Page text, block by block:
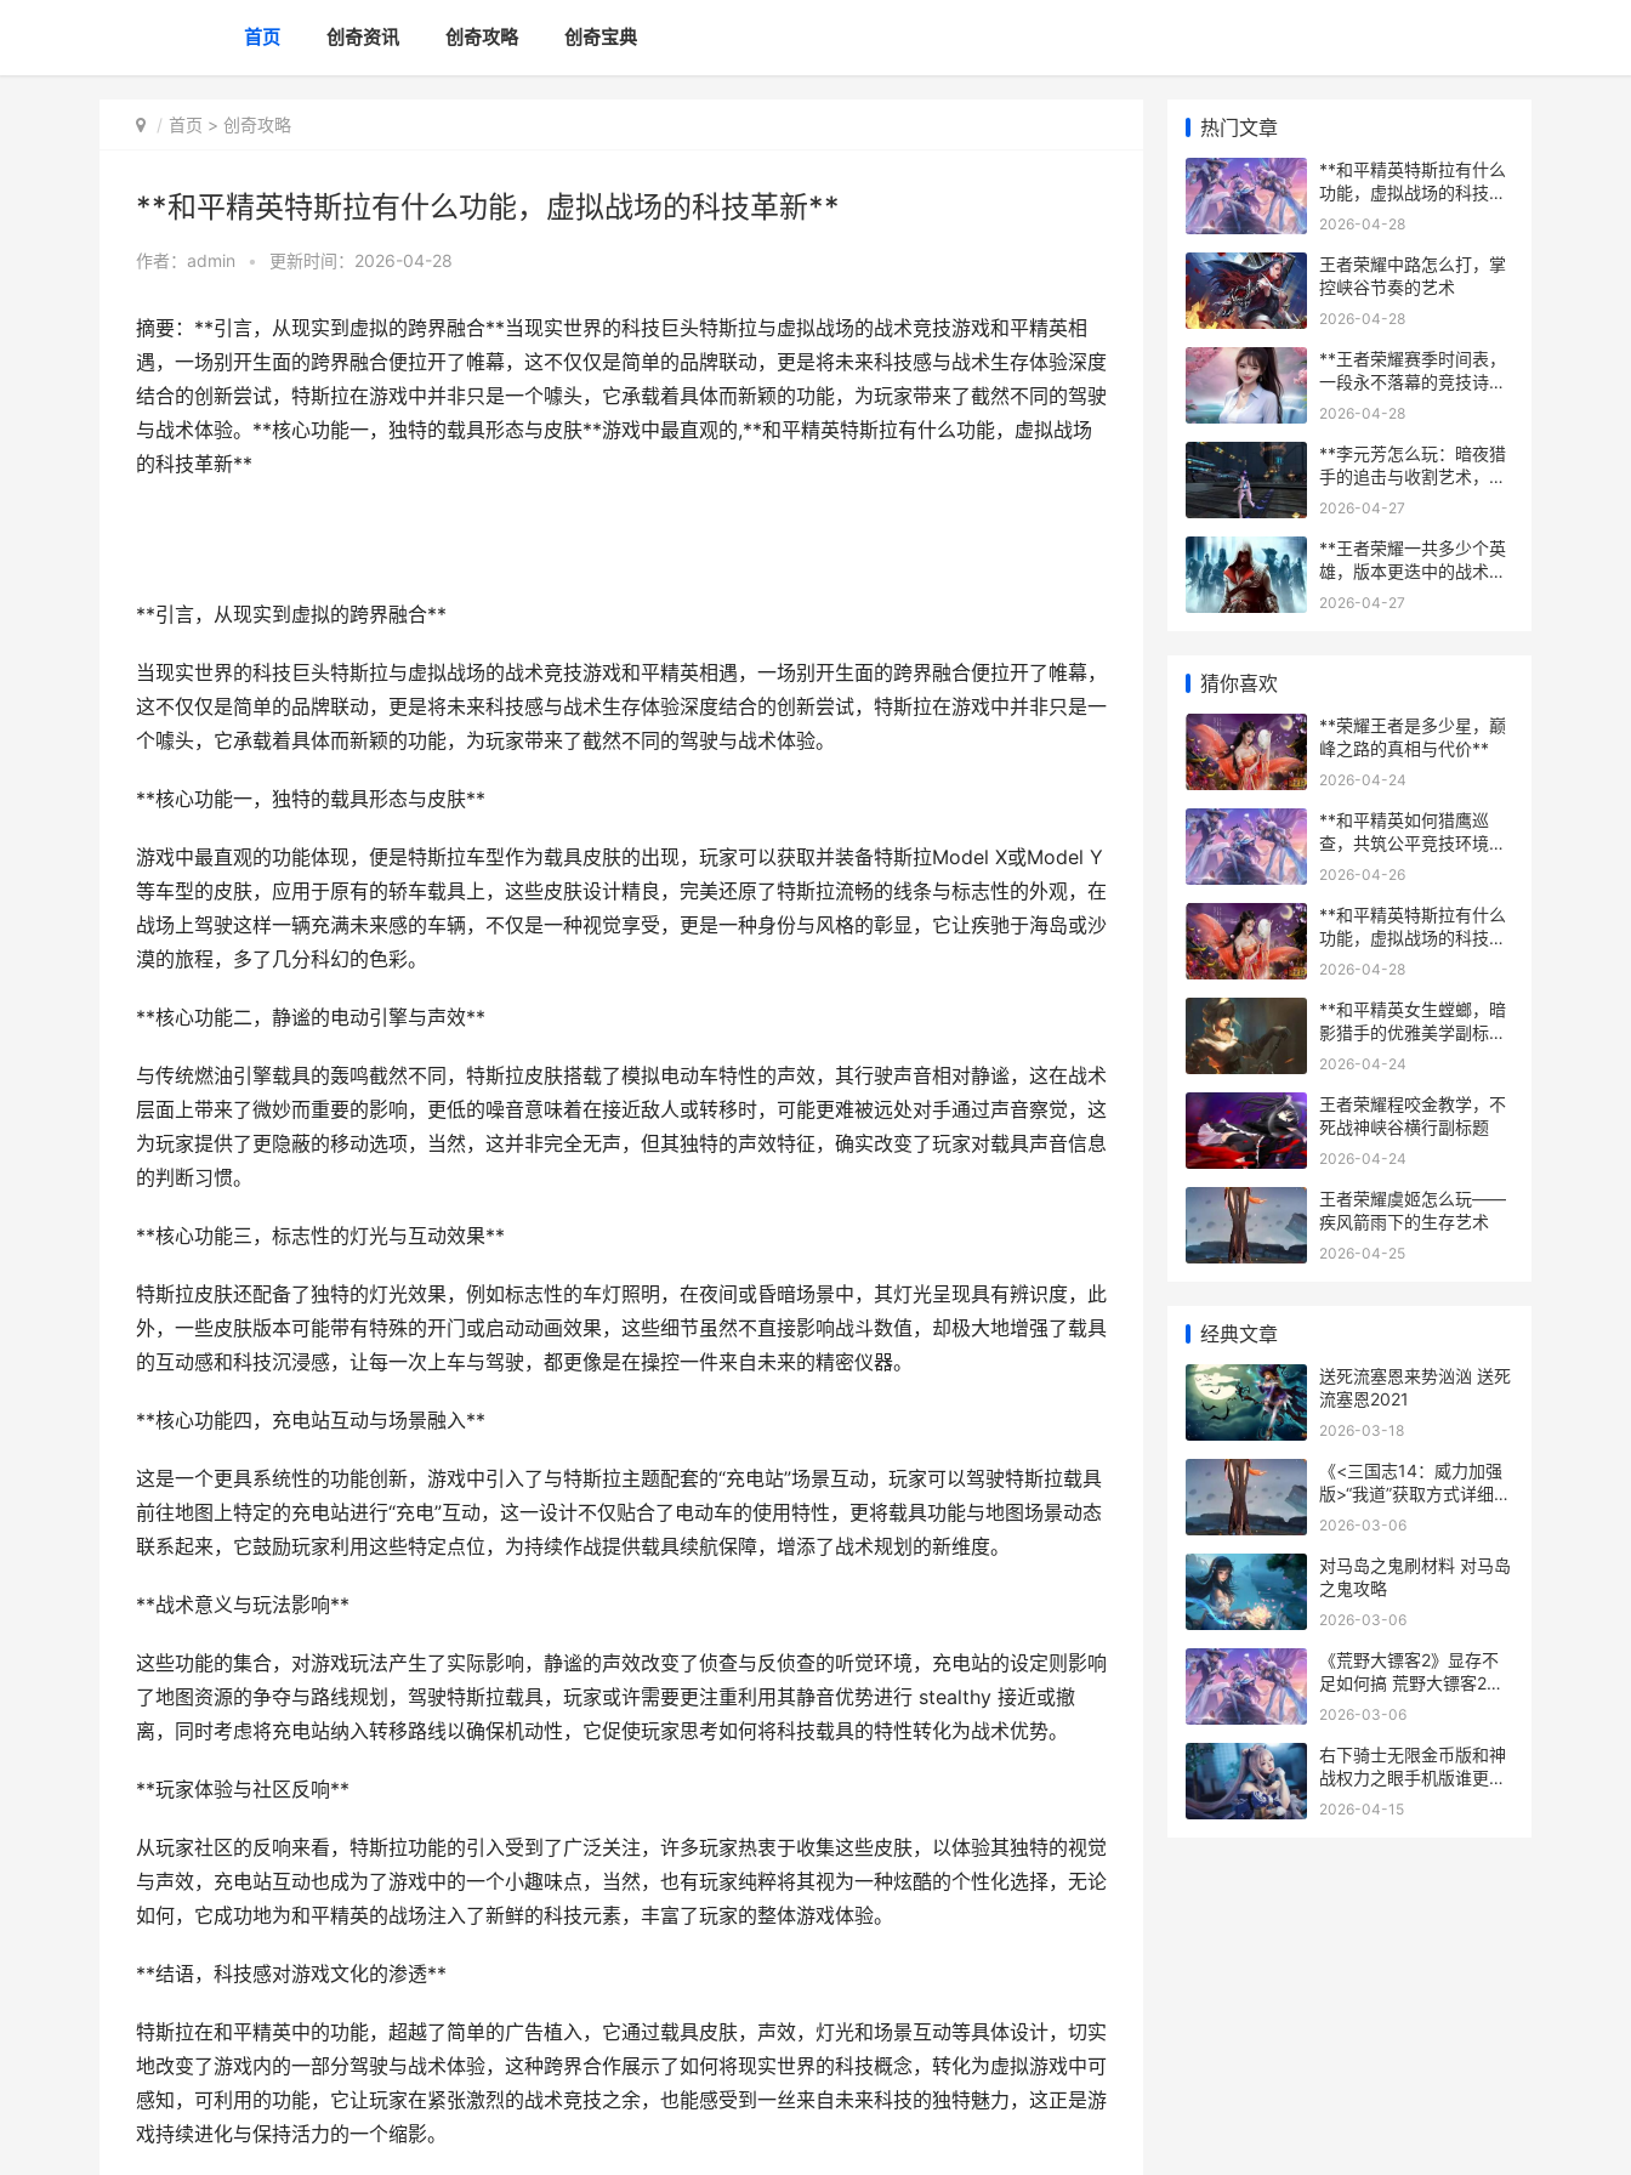
首页 创奇资讯 创奇攻略 创奇宝典
首页 > 创奇攻略
**和平精英特斯拉有什么功能，虚拟战场的科技革新**
作者： admin • 更新时间：2026-04-28
摘要：**引言，从现实到虚拟的跨界融合**当现实世界的科技巨头特斯拉与虚拟战场的战术竞技游戏和平精英相
遇，一场别开生面的跨界融合便拉开了帷幕，这不仅仅是简单的品牌联动，更是将未来科技感与战术生存体验深度
结合的创新尝试，特斯拉在游戏中并非只是一个噱头，它承载着具体而新颖的功能，为玩家带来了截然不同的驾驶
与战术体验。**核心功能一，独特的载具形态与皮肤**游戏中最直观的,**和平精英特斯拉有什么功能，虚拟战场
的科技革新**
**引言，从现实到虚拟的跨界融合**
当现实世界的科技巨头特斯拉与虚拟战场的战术竞技游戏和平精英相遇，一场别开生面的跨界融合便拉开了帷幕，
这不仅仅是简单的品牌联动，更是将未来科技感与战术生存体验深度结合的创新尝试，特斯拉在游戏中并非只是一
个噱头，它承载着具体而新颖的功能，为玩家带来了截然不同的驾驶与战术体验。
**核心功能一，独特的载具形态与皮肤**
游戏中最直观的功能体现，便是特斯拉车型作为载具皮肤的出现，玩家可以获取并装备特斯拉Model X或Model Y
等车型的皮肤，应用于原有的轿车载具上，这些皮肤设计精良，完美还原了特斯拉流畅的线条与标志性的外观，在
战场上驾驶这样一辆充满未来感的车辆，不仅是一种视觉享受，更是一种身份与风格的彰显，它让疾驰于海岛或沙
漠的旅程，多了几分科幻的色彩。
**核心功能二，静谧的电动引擎与声效**
与传统燃油引擎载具的轰鸣截然不同，特斯拉皮肤搭载了模拟电动车特性的声效，其行驶声音相对静谧，这在战术
层面上带来了微妙而重要的影响，更低的噪音意味着在接近敌人或转移时，可能更难被远处对手通过声音察觉，这
为玩家提供了更隐蔽的移动选项，当然，这并非完全无声，但其独特的声效特征，确实改变了玩家对载具声音信息
的判断习惯。
**核心功能三，标志性的灯光与互动效果**
特斯拉皮肤还配备了独特的灯光效果，例如标志性的车灯照明，在夜间或昏暗场景中，其灯光呈现具有辨识度，此
外，一些皮肤版本可能带有特殊的开门或启动动画效果，这些细节虽然不直接影响战斗数值，却极大地增强了载具
的互动感和科技沉浸感，让每一次上车与驾驶，都更像是在操控一件来自未来的精密仪器。
**核心功能四，充电站互动与场景融入**
这是一个更具系统性的功能创新，游戏中引入了与特斯拉主题配套的“充电站”场景互动，玩家可以驾驶特斯拉载具
前往地图上特定的充电站进行“充电”互动，这一设计不仅贴合了电动车的使用特性，更将载具功能与地图场景动态
联系起来，它鼓励玩家利用这些特定点位，为持续作战提供载具续航保障，增添了战术规划的新维度。
**战术意义与玩法影响**
这些功能的集合，对游戏玩法产生了实际影响，静谧的声效改变了侦查与反侦查的听觉环境，充电站的设定则影响
了地图资源的争夺与路线规划，驾驶特斯拉载具，玩家或许需要更注重利用其静音优势进行 stealthy 接近或撤
离，同时考虑将充电站纳入转移路线以确保机动性，它促使玩家思考如何将科技载具的特性转化为战术优势。
**玩家体验与社区反响**
从玩家社区的反响来看，特斯拉功能的引入受到了广泛关注，许多玩家热衷于收集这些皮肤，以体验其独特的视觉
与声效，充电站互动也成为了游戏中的一个小趣味点，当然，也有玩家纯粹将其视为一种炫酷的个性化选择，无论
如何，它成功地为和平精英的战场注入了新鲜的科技元素，丰富了玩家的整体游戏体验。
**结语，科技感对游戏文化的渗透**
特斯拉在和平精英中的功能，超越了简单的广告植入，它通过载具皮肤，声效，灯光和场景互动等具体设计，切实
地改变了游戏内的一部分驾驶与战术体验，这种跨界合作展示了如何将现实世界的科技概念，转化为虚拟游戏中可
感知，可利用的功能，它让玩家在紧张激烈的战术竞技之余，也能感受到一丝来自未来科技的独特魅力，这正是游
戏持续进化与保持活力的一个缩影。
热门文章
**和平精英特斯拉有什么
功能，虚拟战场的科技革
新**
2026-04-28
王者荣耀中路怎么打，掌
控峡谷节奏的艺术
2026-04-28
**王者荣耀赛季时间表，
一段永不落幕的竞技诗篇
**
2026-04-28
**李元芳怎么玩：暗夜猎
手的追击与收割艺术，副
标题：飞轮与刃镖的峡谷
2026-04-27
**王者荣耀一共多少个英
雄，版本更迭中的战术宇
宙**
2026-04-27
猜你喜欢
**荣耀王者是多少星，巅
峰之路的真相与代价**
2026-04-24
**和平精英如何猎鹰巡
查，共筑公平竞技环境副
标题，精英玩家的守护之
2026-04-26
**和平精英特斯拉有什么
功能，虚拟战场的科技革
新**
2026-04-28
**和平精英女生螳螂，暗
影猎手的优雅美学副标题
**
2026-04-24
王者荣耀程咬金教学，不
死战神峡谷横行副标题
2026-04-24
王者荣耀虞姬怎么玩——
疾风箭雨下的生存艺术
2026-04-25
经典文章
送死流塞恩来势汹汹 送死
流塞恩2021
2026-03-18
《<三国志14：威力加强
版>“我道”获取方式详细解
答》 三国志14威力加强版
2026-03-06
对马岛之鬼刷材料 对马岛
之鬼攻略
2026-03-06
《荒野大镖客2》显存不
足如何搞 荒野大镖客2配
置要求
2026-03-06
右下骑士无限金币版和神
战权力之眼手机版谁更好
玩
2026-04-15